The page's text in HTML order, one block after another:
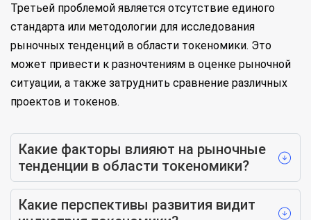
Третьей проблемой является отсутствие единого
стандарта или методологии для исследования
рыночных тенденций в области токеномики. Это
может привести к разночтениям в оценке рыночной
ситуации, а также затруднить сравнение различных
проектов и токенов.
Какие факторы влияют на рыночные
тенденции в области токеномики?
Какие перспективы развития видит